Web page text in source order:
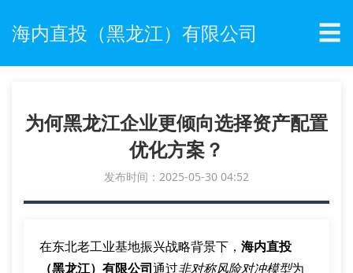
海内直投（黑龙江）有限公司 ☰
为何黑龙江企业更倾向选择资产配置
优化方案？
发布时间：2025-05-30 04:52
在东北老工业基地振兴战略背景下， 海内直投
（黑龙江）有限公司通过非对称风险对冲模型为